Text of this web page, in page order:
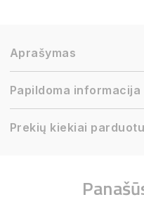
Aprašymas
Papildoma informacija
Prekių kiekiai